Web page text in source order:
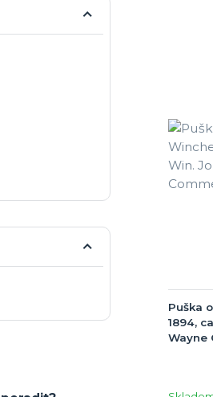
Puška
1894,
Wayne